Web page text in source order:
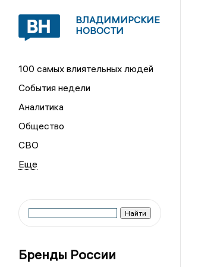
ВЛАДИМИРСКИЕ
НОВОСТИ
100 самых влиятельных людей
События недели
Аналитика
Общество
СВО
Бренды России